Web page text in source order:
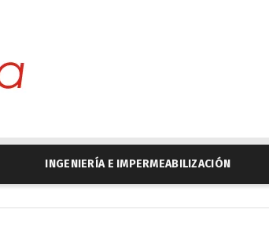
INGENIERÍA E IMPERMEABILIZACIÓN